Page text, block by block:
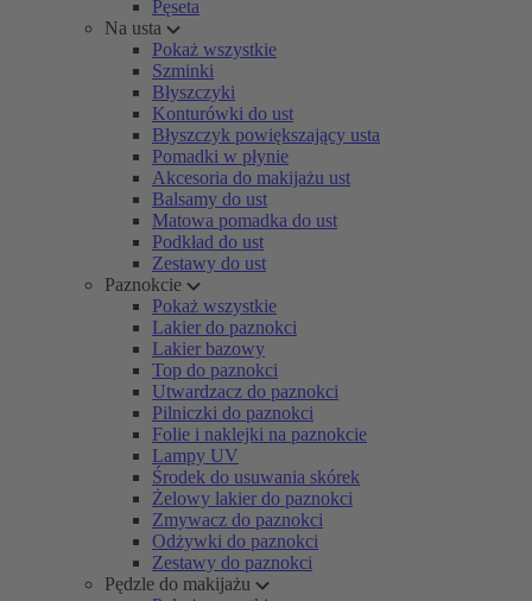
Pęseta
Na usta
Pokaż wszystkie
Szminki
Błyszczyki
Konturówki do ust
Błyszczyk powiększający usta
Pomadki w płynie
Akcesoria do makijażu ust
Balsamy do ust
Matowa pomadka do ust
Podkład do ust
Zestawy do ust
Paznokcie
Pokaż wszystkie
Lakier do paznokci
Lakier bazowy
Top do paznokci
Utwardzacz do paznokci
Pilniczki do paznokci
Folie i naklejki na paznokcie
Lampy UV
Środek do usuwania skórek
Żelowy lakier do paznokci
Zmywacz do paznokci
Odżywki do paznokci
Zestawy do paznokci
Pędzle do makijażu